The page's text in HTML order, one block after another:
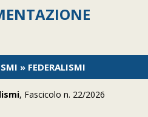
» FEDERALISMI
, Fascicolo n. 22/2026